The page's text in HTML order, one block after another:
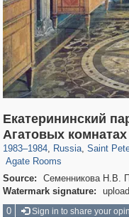
Екатерининский
Агатовых комнатах
1983–1984, Russia
1,406,257
, Saint
197,112
Agate Rooms
26
Source:
Семенникова Н.В.
Watermark signature:
0
Sign in to share your